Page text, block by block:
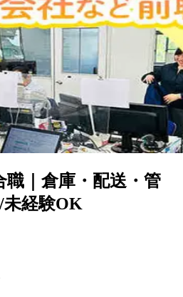
職｜倉庫・配送・管
未経験OK